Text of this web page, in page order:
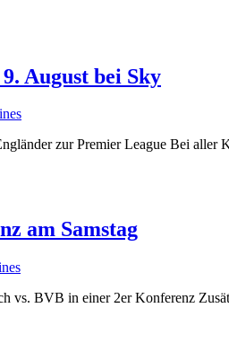
August bei Sky
zur Premier League Bei
am Samstag
vs. BVB in einer 2er Konferenz